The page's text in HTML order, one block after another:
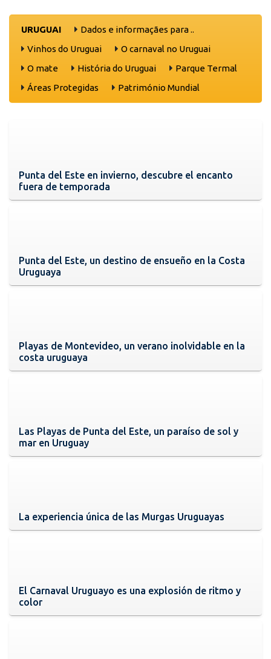
URUGUAI
Dados e informaçães para ..
Vinhos do Uruguai
O carnaval no Uruguai
O mate
História do Uruguai
Parque Termal
Áreas Protegidas
Património Mundial
Punta del Este en invierno, descubre el encanto
fuera de temporada
Punta del Este, un destino de ensueño en la Costa
Uruguaya
Playas de Montevideo, un verano inolvidable en la
costa uruguaya
Las Playas de Punta del Este, un paraíso de sol y
mar en Uruguay
La experiencia única de las Murgas Uruguayas
El Carnaval Uruguayo es una explosión de ritmo y
color